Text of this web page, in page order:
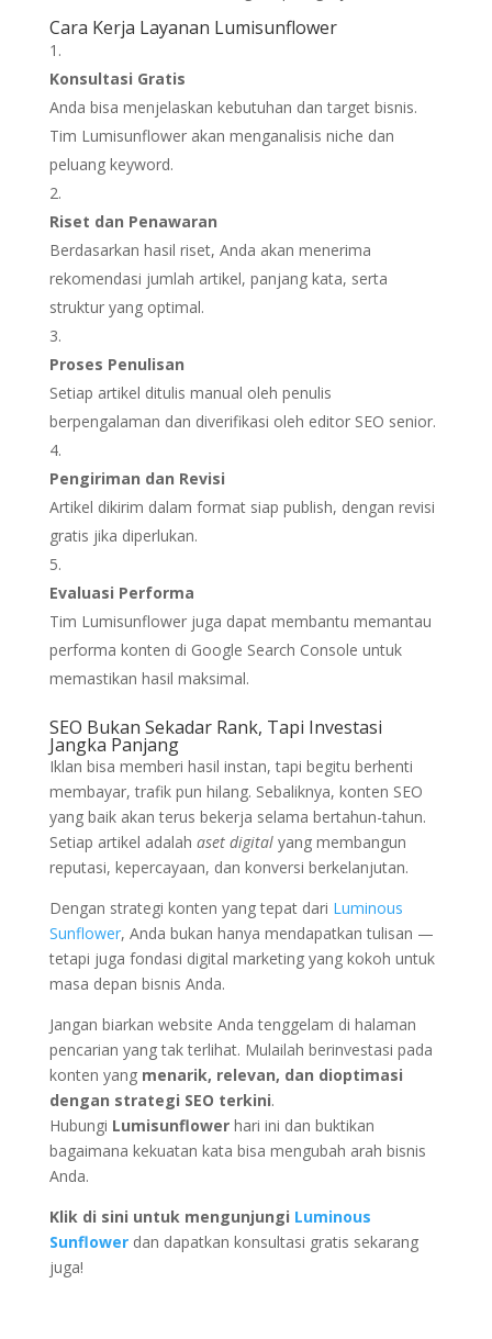
Cara Kerja Layanan Lumisunflower
Konsultasi Gratis
Anda bisa menjelaskan kebutuhan dan target bisnis.
Tim Lumisunflower akan menganalisis niche dan
peluang keyword.
Riset dan Penawaran
Berdasarkan hasil riset, Anda akan menerima
rekomendasi jumlah artikel, panjang kata, serta
struktur yang optimal.
Proses Penulisan
Setiap artikel ditulis manual oleh penulis
berpengalaman dan diverifikasi oleh editor SEO senior.
Pengiriman dan Revisi
Artikel dikirim dalam format siap publish, dengan revisi
gratis jika diperlukan.
Evaluasi Performa
Tim Lumisunflower juga dapat membantu memantau
performa konten di Google Search Console untuk
memastikan hasil maksimal.
SEO Bukan Sekadar Rank, Tapi Investasi
Jangka Panjang
Iklan bisa memberi hasil instan, tapi begitu berhenti
membayar, trafik pun hilang. Sebaliknya, konten SEO
yang baik akan terus bekerja selama bertahun-tahun.
Setiap artikel adalah aset digitalyang membangun
reputasi, kepercayaan, dan konversi berkelanjutan.
Dengan strategi konten yang tepat dari Luminous
Sunflower, Anda bukan hanya mendapatkan tulisan —
tetapi juga fondasi digital marketing yang kokoh untuk
masa depan bisnis Anda.
Jangan biarkan website Anda tenggelam di halaman
pencarian yang tak terlihat. Mulailah berinvestasi pada
konten yang menarik, relevan, dan dioptimasi
dengan strategi SEO terkini.
Hubungi Lumisunflowerhari ini dan buktikan
bagaimana kekuatan kata bisa mengubah arah bisnis
Anda.
Klik di sini untuk mengunjungi Luminous
Sunflower dan dapatkan konsultasi gratis sekarang
juga!